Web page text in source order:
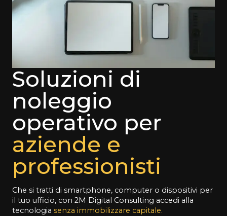
Soluzioni di
noleggio
operativo per
aziende e
professionisti
Che si tratti di smartphone, computer o dispositivi per
il tuo ufficio, con 2M Digital Consulting accedi alla
tecnologia senza immobilizzare capitale.